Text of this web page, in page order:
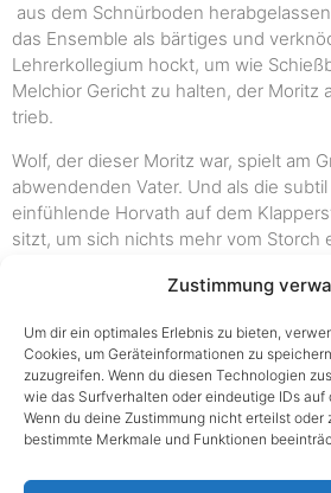
Zustimmung
Um dir ein optimales Erlebnis zu bieten,
Cookies, um Geräteinformationen zu
zuzugreifen. Wenn du diesen Technologien
wie das Surfverhalten oder eindeutige IDs auf
Wenn du deine Zustimmung nicht erteilst oder
bestimmte Merkmale und Funktionen
aus dem Schnürboden
das Ensemble als bärtiges und
Lehrerkollegium hockt, um wie
Melchior Gericht zu halten, der Moritz
trieb.
Wolf, der dieser Moritz war, spielt am
abwendenden Vater. Und als die
einfühlende Horvath auf dem
sitzt, um sich nichts mehr vom Storch
Nichtaufklärung, den die Mutter
zugleich. Nicht nur Moritz, der sich
den eigenen Kopf unterm Arm,
hier versammelt sind. Der
Sie sprengt die Ketten der
sie.